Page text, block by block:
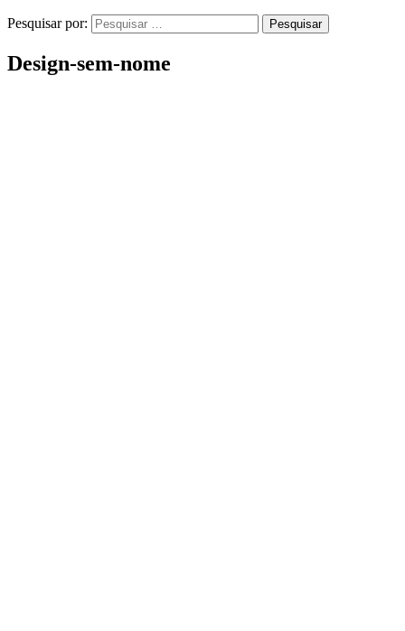
Pesquisar por:
Design-sem-nome